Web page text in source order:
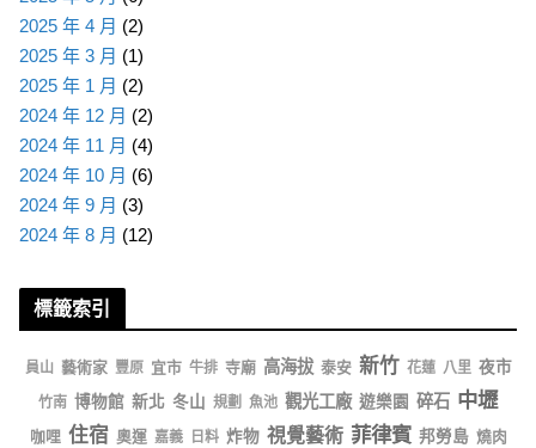
2025 年 4 月 (2)
2025 年 3 月 (1)
2025 年 1 月 (2)
2024 年 12 月 (2)
2024 年 11 月 (4)
2024 年 10 月 (6)
2024 年 9 月 (3)
2024 年 8 月 (12)
標籤索引
員山 藝術家 豐原 宜市 牛排 寺廟 高海拔 泰安 新竹 花蓮 八里 夜市
竹南 博物館 新北 冬山 規劃 魚池 觀光工廠 遊樂園 碎石 中壢
咖哩 住宿 奧運 嘉義 日料 炸物 視覺藝術 菲律賓 邦勞島 燒肉